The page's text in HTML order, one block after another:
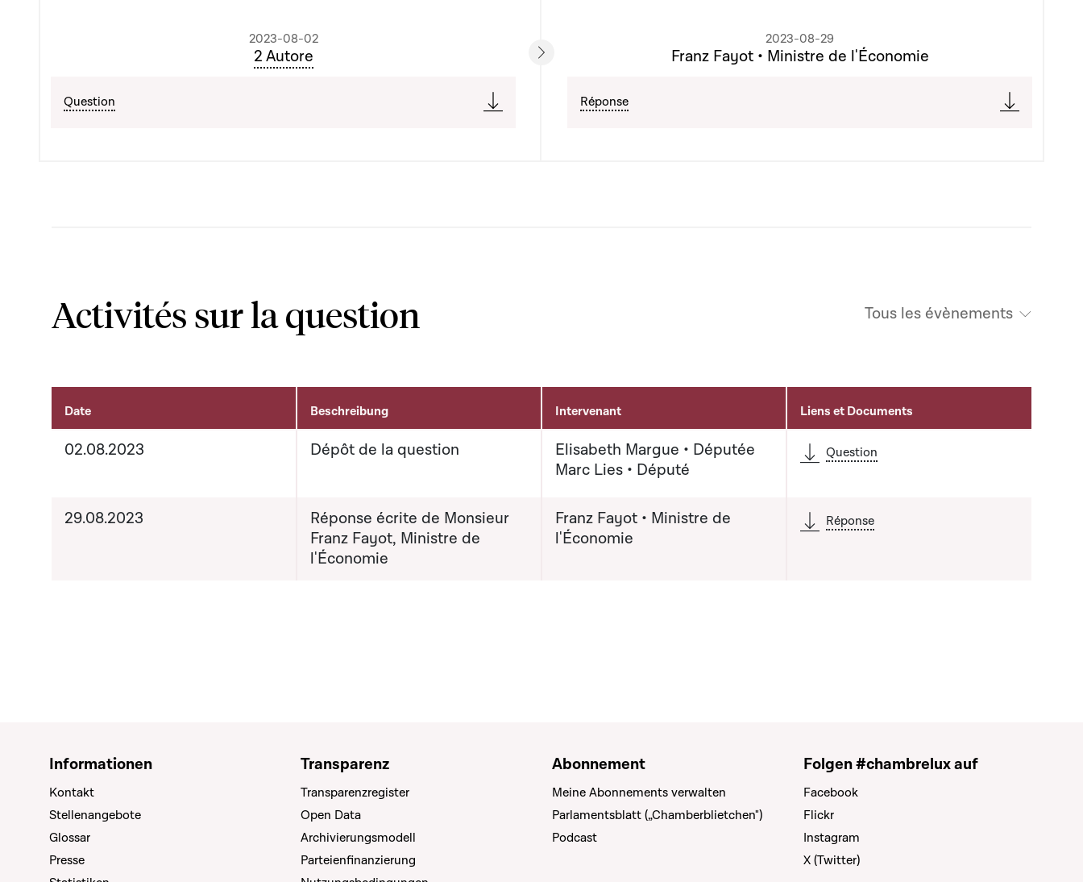
2023-08-02
2 Autore
Question
2023-08-29
Franz Fayot • Ministre de l'Économie
Réponse
Activités sur la question Tous les évènements
Activités sur le dossier
Date Beschreibung Intervenant Liens et Documents
02.08.2023 Dépôt de la question
Elisabeth Margue • Députée
Marc Lies • Député
Question
29.08.2023
Réponse écrite de Monsieur
Franz Fayot, Ministre de
l'Économie
Franz Fayot • Ministre de
l'Économie
Réponse
Informationen
Kontakt
Stellenangebote
Glossar
Presse
Transparenz
Transparenzregister
Open Data
Archivierungsmodell
Parteienfinanzierung
Abonnement
Meine Abonnements verwalten
Parlamentsblatt („Chamberblietchen")
Podcast
Folgen #chambrelux auf
Facebook
Flickr
Instagram
X (Twitter)